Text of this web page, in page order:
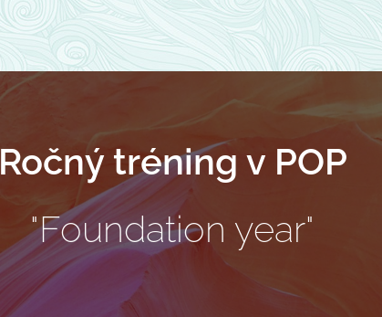
Ročný tréning v POP
"Foundation year"